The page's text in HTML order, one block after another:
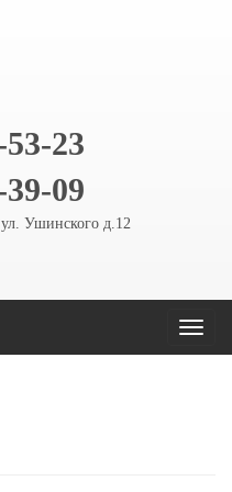
23
09
ул. Ушинского д.12
Toggle